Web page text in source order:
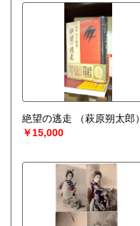
絶望の逃走
（萩原朔太郎）
￥15,000